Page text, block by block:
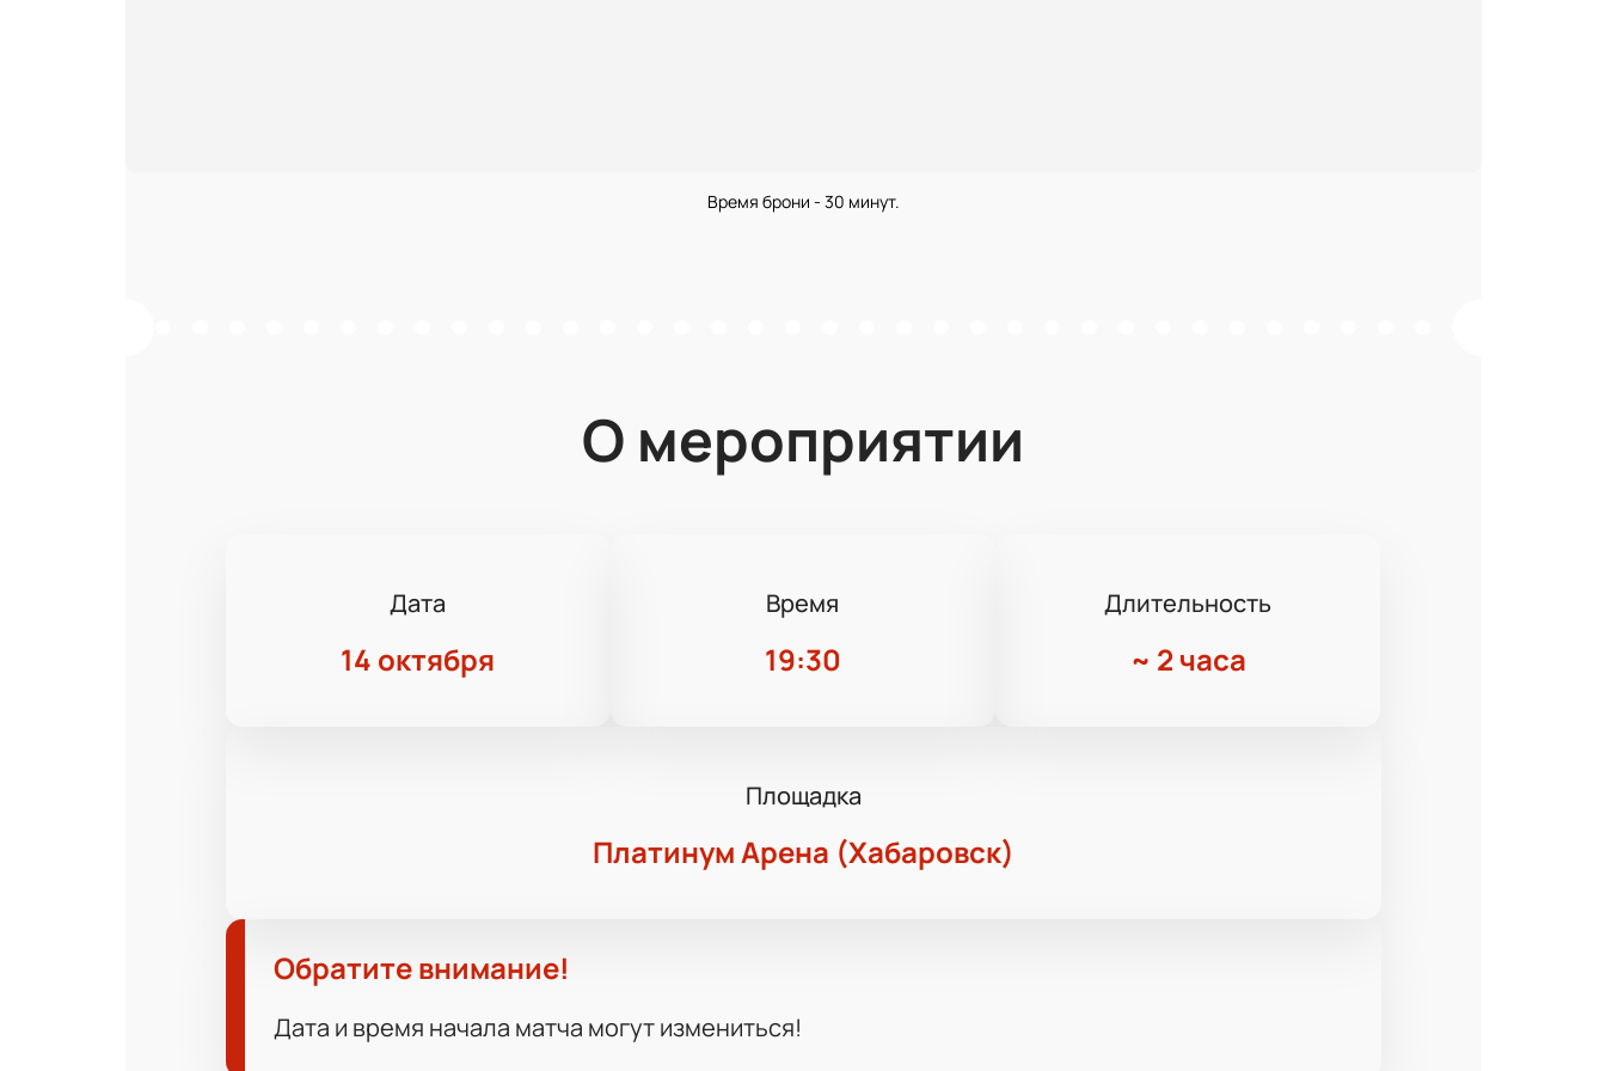
Время брони - 30 минут.
О мероприятии
Дата
14 октября
Время
19:30
Длительность
~ 2 часа
Площадка
Платинум Арена (Хабаровск)
Обратите внимание!
Дата и время начала матча могут измениться!